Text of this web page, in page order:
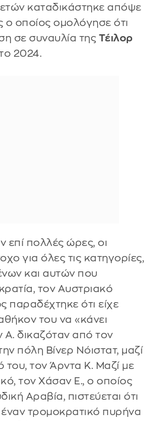
ετών καταδικάστηκε απόψε
ο οποίος ομολόγησε ότι
σε συναυλία της Τέιλορ
2024.
πολλές ώρες, οι
για όλες τις κατηγορίες,
και αυτών που
τον Αυστριακό
παραδέχτηκε ότι είχε
του να «κάνει
Α. δικαζόταν από τον
πόλη Βίνερ Νόιστατ, μαζί
του, τον Άρντα Κ. Μαζί με
τον Χάσαν Ε., ο οποίος
Αραβία, πιστεύεται ότι
έναν τρομοκρατικό πυρήνα